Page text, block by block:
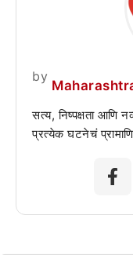
by
सत्य, निष्पक्षता आणि
प्रत्येक घटनेचं